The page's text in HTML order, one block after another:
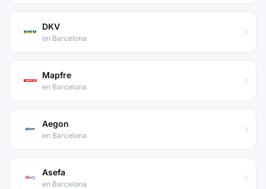
DKV
en Barcelona
Mapfre
en Barcelona
Aegon
en Barcelona
Asefa
en Barcelona